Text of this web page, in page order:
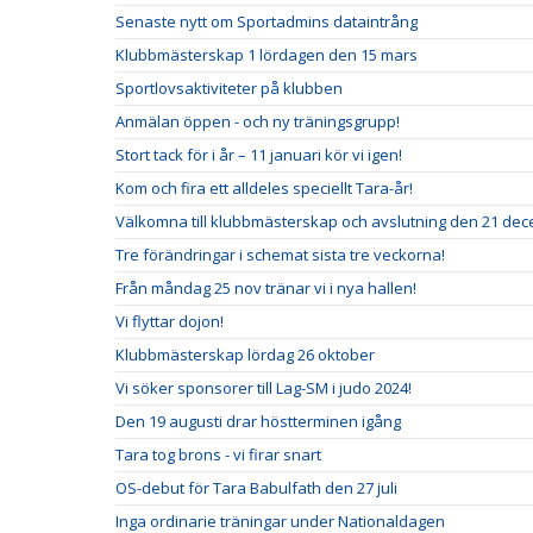
Senaste nytt om Sportadmins dataintrång
Klubbmästerskap 1 lördagen den 15 mars
Sportlovsaktiviteter på klubben
Anmälan öppen - och ny träningsgrupp!
Stort tack för i år – 11 januari kör vi igen!
Kom och fira ett alldeles speciellt Tara-år!
Välkomna till klubbmästerskap och avslutning den 21
Tre förändringar i schemat sista tre veckorna!
Från måndag 25 nov tränar vi i nya hallen!
Vi flyttar dojon!
Klubbmästerskap lördag 26 oktober
Vi söker sponsorer till Lag-SM i judo 2024!
Den 19 augusti drar höstterminen igång
Tara tog brons - vi firar snart
OS-debut för Tara Babulfath den 27 juli
Inga ordinarie träningar under Nationaldagen